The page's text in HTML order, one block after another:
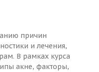
причин
и лечения,
В рамках курса
акне, факторы,